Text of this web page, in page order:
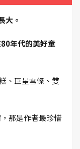
大。
年代的美好童
、巨星雪條、雙
那是作者最珍惜